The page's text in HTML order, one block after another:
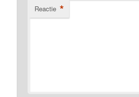
Reactie *